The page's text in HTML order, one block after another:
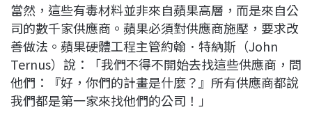
當然，這些有毒材料並非來自蘋果高層，而是來自公
司的數千家供應商。蘋果必須對供應商施壓，要求改
善做法。蘋果硬體工程主管約翰．特納斯（John
Ternus）說：「我們不得不開始去找這些供應商，問
他們：『好，你們的計畫是什麼？』所有供應商都說
我們都是第一家來找他們的公司！」